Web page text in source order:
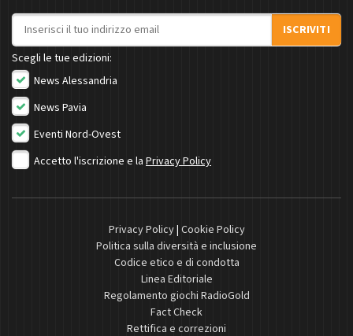
Indirizzo email
ISCRIVITI
Scegli le tue edizioni:
News Alessandria
News Pavia
Eventi Nord-Ovest
Accetto l'iscrizione e la Privacy Policy
Privacy Policy| Cookie Policy
Politica sulla diversità e inclusione
Codice etico e di condotta
Linea Editoriale
Regolamento giochi RadioGold
Fact Check
Rettifica e correzioni